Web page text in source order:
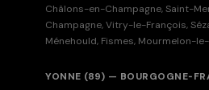
Châlons-en-Champagne, Saint-
Champagne, Vitry-le-François,
Ménehould, Fismes, Mourmelon-
YONNE (89) —